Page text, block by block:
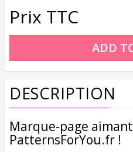
Prix TTC
DESCRIPTION
Marque-page
PatternsForYou.fr !